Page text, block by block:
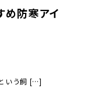
め防寒アイ
いう飼 […]